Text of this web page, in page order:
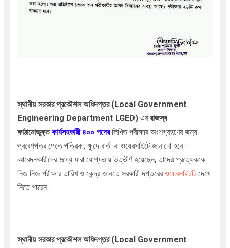
স্থানীয় সরকার প্রকৌশল অধিদপ্তর (Local Government
Engineering Department LGED) এররাজস্ব
কাঠামোভুক্ত কার্যসহকারী ৪০০পদেরলিখিত পরীক্ষার অংশগ্রহণের জন্য
প্রবেশপত্র পেতে পত্রিকা, ক্ষুদে বার্তা বা ওয়েবসাইটে জানানো হবে।
আবেদনকারীদের মধ্যে যারা যোগ্যতায় উত্তীর্ণ হয়েছেন, তাদের প্রত্যেককে
নিজ নিজ পরীক্ষার তারিখ ও কেন্দ্র জানতে সরকারী দপ্তরেরওয়েবসাইটটিদেখে
নিতে পারেন।
স্থানীয় সরকার প্রকৌশল অধিদপ্তর (Local Government